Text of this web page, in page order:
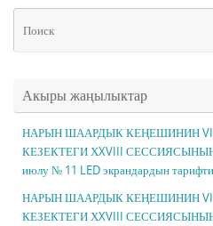
Акыры жаңылыктар
НАРЫН ШААРДЫК КЕҢЕШИНИН
КЕЗЕКТЕГИ ХXVIII
июлу № 11 LED экрандардын
НАРЫН ШААРДЫК КЕҢЕШИНИН
КЕЗЕКТЕГИ ХXVIII